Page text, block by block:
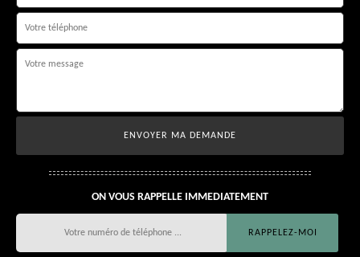
ON VOUS RAPPELLE IMMEDIATEMENT